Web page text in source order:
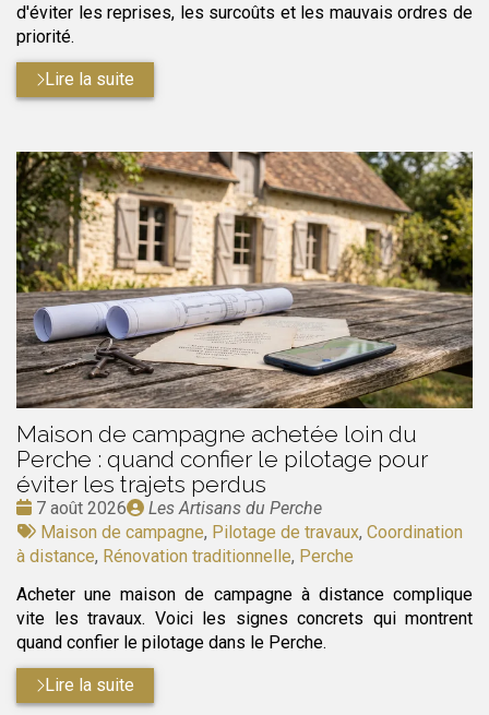
d'éviter les reprises, les surcoûts et les mauvais ordres de
priorité.
Lire la suite
Maison de campagne achetée loin du
Perche : quand confier le pilotage pour
éviter les trajets perdus
Date
:
7 août 2026
Publié
par
Les Artisans du Perche
Tags
:
Maison de campagne, Pilotage de travaux, Coordination
à distance, Rénovation traditionnelle, Perche
Acheter une maison de campagne à distance complique
vite les travaux. Voici les signes concrets qui montrent
quand confier le pilotage dans le Perche.
Lire la suite